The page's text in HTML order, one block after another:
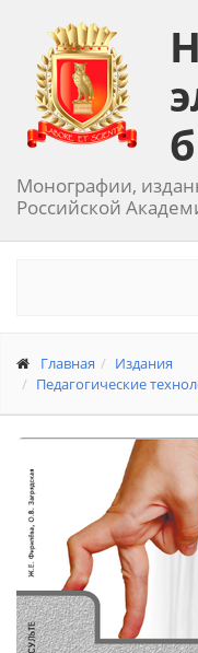
Монографии,
Российской
Главная
Издания
Педагогические